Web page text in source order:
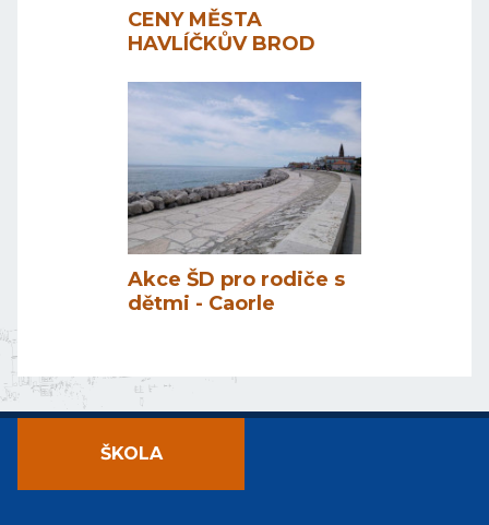
CENY MĚSTA
HAVLÍČKŮV BROD
Akce ŠD pro rodiče s
dětmi - Caorle
ŠKOLA